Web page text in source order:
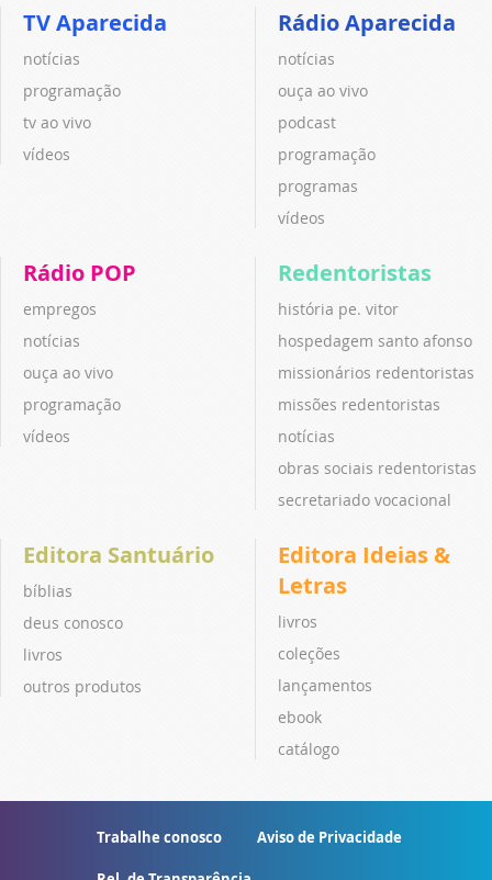
TV Aparecida
notícias
programação
tv ao vivo
vídeos
Rádio Aparecida
notícias
ouça ao vivo
podcast
programação
programas
vídeos
Rádio POP
empregos
notícias
ouça ao vivo
programação
vídeos
Redentoristas
história pe. vitor
hospedagem santo afonso
missionários redentoristas
missões redentoristas
notícias
obras sociais redentoristas
secretariado vocacional
Editora Santuário
bíblias
deus conosco
livros
outros produtos
Editora Ideias &
Letras
livros
coleções
lançamentos
ebook
catálogo
Trabalhe conosco Aviso de Privacidade